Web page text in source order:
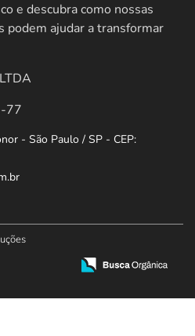
e descubra como nossas
podem ajudar a transformar
77
- São Paulo / SP - CEP: